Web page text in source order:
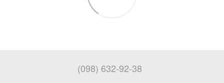
(098) 632-92-38